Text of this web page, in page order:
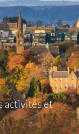
activités et